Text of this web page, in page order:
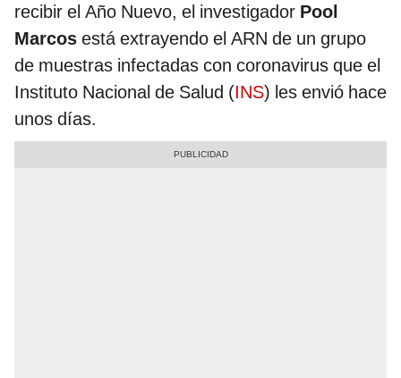
recibir el Año Nuevo, el investigador Pool
Marcos está extrayendo el ARN de un grupo
de muestras infectadas con coronavirus que el
Instituto Nacional de Salud (INS) les envió hace
unos días.